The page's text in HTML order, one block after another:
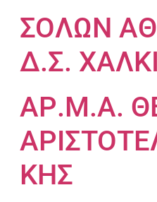
ΣΟΛΩΝ
Δ.Σ.
ΑΡ.Μ.Α.
ΚΗΣ